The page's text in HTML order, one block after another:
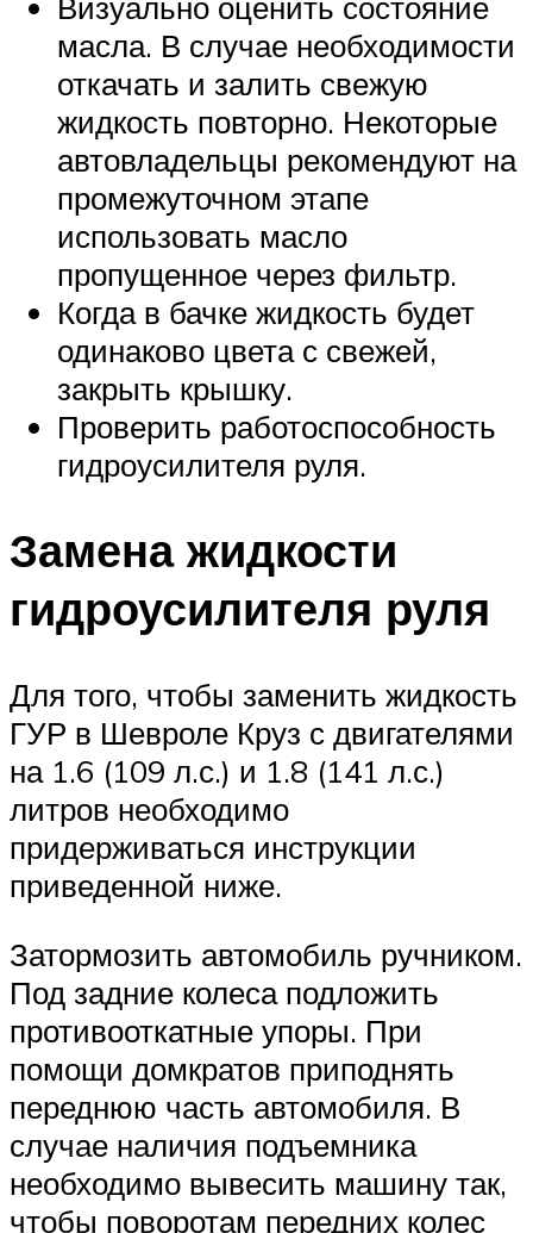
масла. В случае необходимости
откачать и залить свежую
жидкость повторно. Некоторые
автовладельцы рекомендуют на
промежуточном этапе
использовать масло
пропущенное через фильтр.
Когда в бачке жидкость будет
одинаково цвета с свежей,
закрыть крышку.
Проверить работоспособность
гидроусилителя руля.
Замена жидкости
гидроусилителя руля
Для того, чтобы заменить жидкость
ГУР в Шевроле Круз с двигателями
на 1.6 (109 л.с.) и 1.8 (141 л.с.)
литров необходимо
придерживаться инструкции
приведенной ниже.
Затормозить автомобиль ручником.
Под задние колеса подложить
противооткатные упоры. При
помощи домкратов приподнять
переднюю часть автомобиля. В
случае наличия подъемника
необходимо вывесить машину так,
чтобы поворотам передних колес